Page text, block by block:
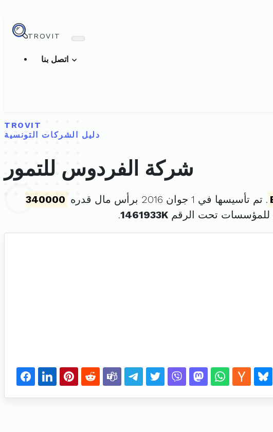
TROVIT
TROVIT
دليل الشركات التونسية
شركة الفردوس للتمور
. تم تأسيسها في 1 جوان 2016 برأس مال قدره
340000
تحت الرقم 1461933K
.